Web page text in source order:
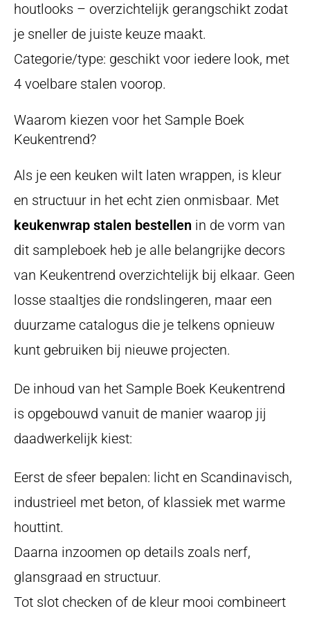
houtlooks – overzichtelijk gerangschikt zodat
je sneller de juiste keuze maakt.
Categorie/type: geschikt voor iedere look, met
4 voelbare stalen voorop.
Waarom kiezen voor het Sample Boek
Keukentrend?
Als je een keuken wilt laten wrappen, is kleur
en structuur in het echt zien onmisbaar. Met
keukenwrap stalen bestellen in de vorm van
dit sampleboek heb je alle belangrijke decors
van Keukentrend overzichtelijk bij elkaar. Geen
losse staaltjes die rondslingeren, maar een
duurzame catalogus die je telkens opnieuw
kunt gebruiken bij nieuwe projecten.
De inhoud van het Sample Boek Keukentrend
is opgebouwd vanuit de manier waarop jij
daadwerkelijk kiest:
Eerst de sfeer bepalen: licht en Scandinavisch,
industrieel met beton, of klassiek met warme
houttint.
Daarna inzoomen op details zoals nerf,
glansgraad en structuur.
Tot slot checken of de kleur mooi combineert